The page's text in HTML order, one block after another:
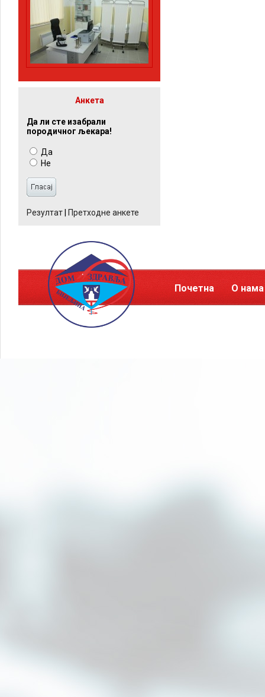
Анкета
Да ли сте изабрали
породичног љекара!
Да
Не
Резултат Претходне анкете
Почетна О нама